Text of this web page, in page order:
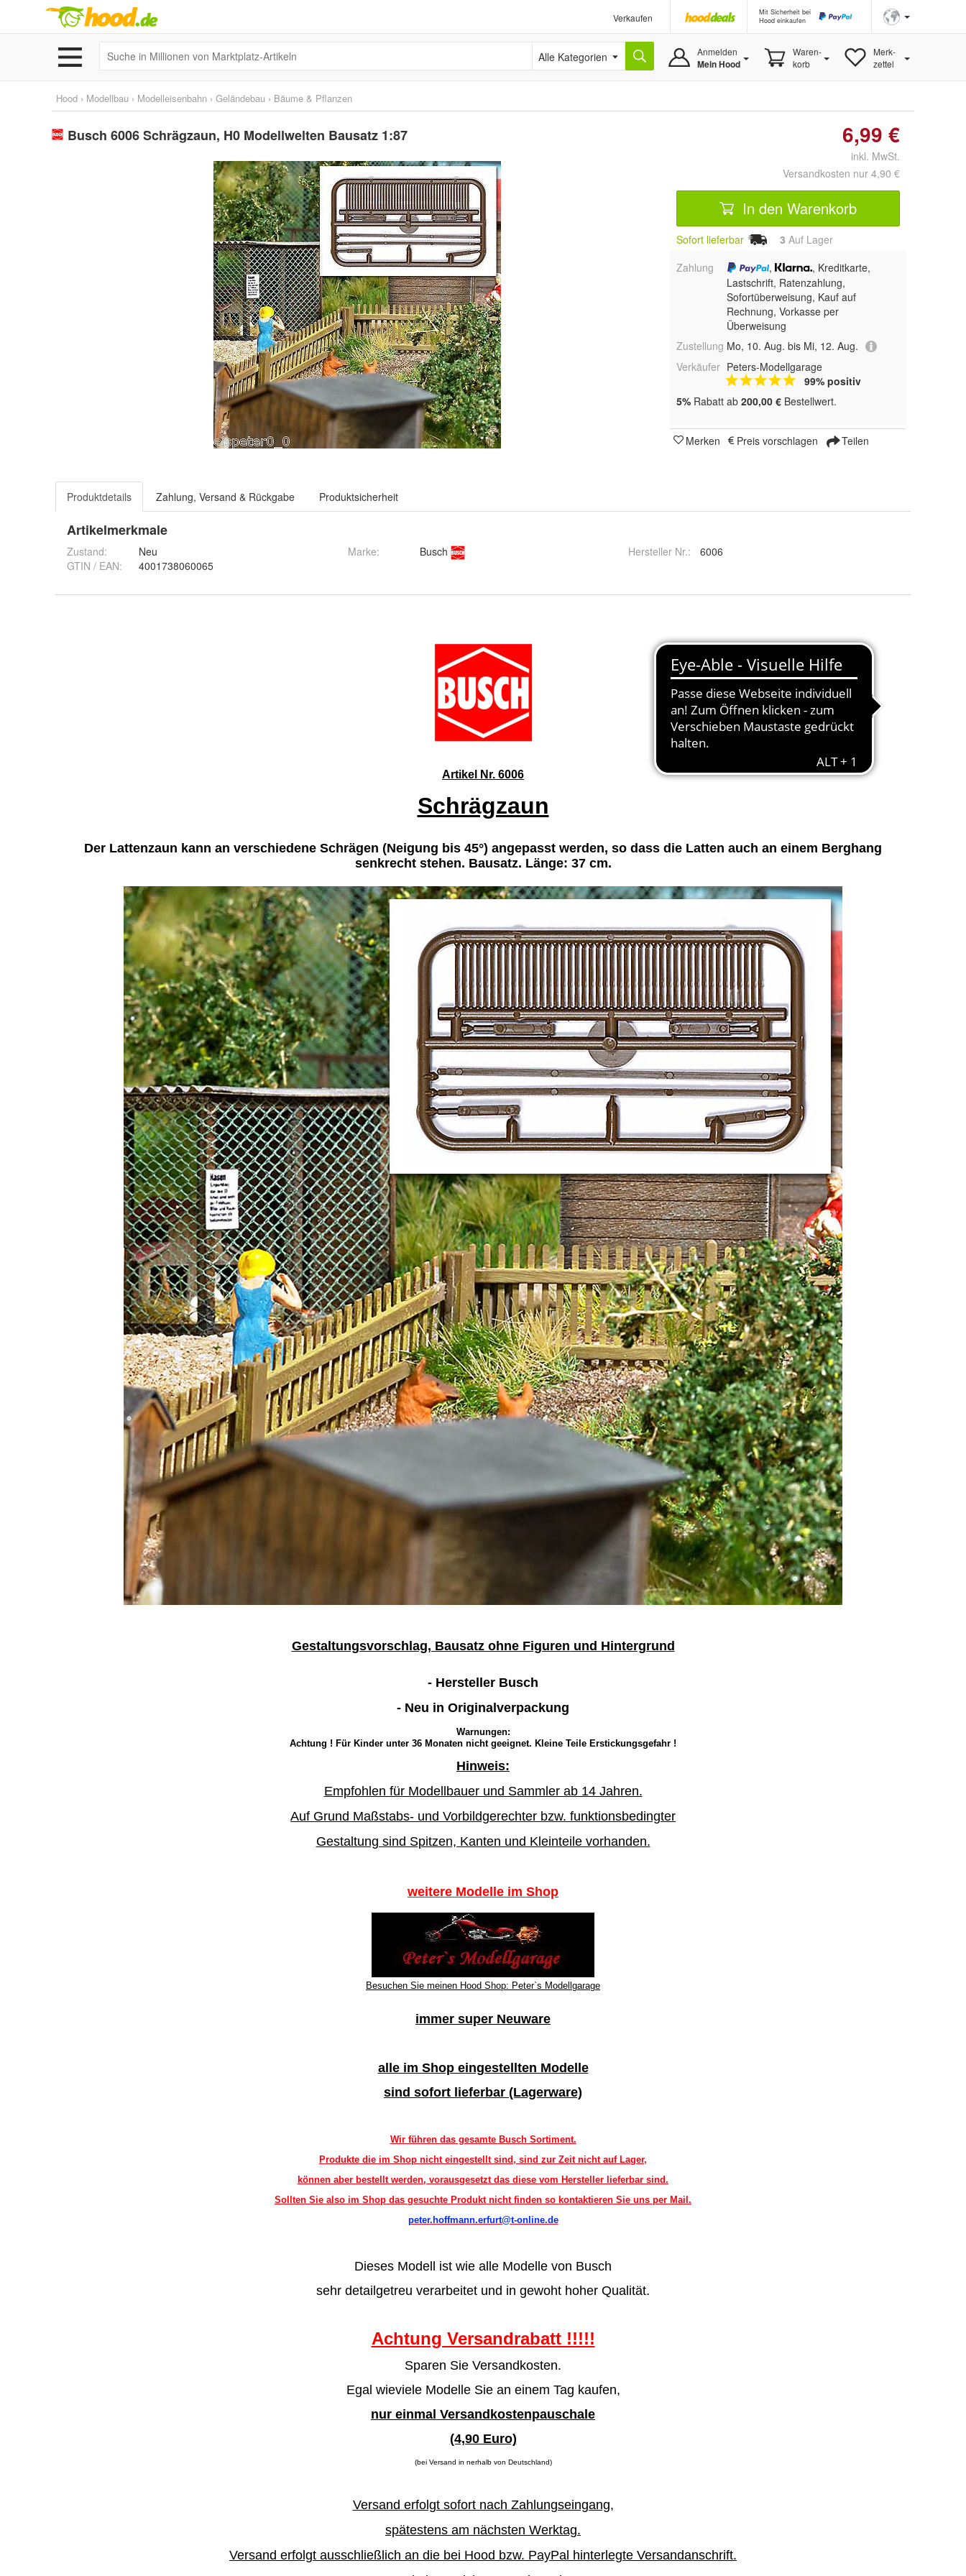
Verkaufen
Mit Sicherheit bei
Hood einkaufen
Alle Kategorien Anmelden
Mein Hood
Waren-
korb
Merk-
zettel
Hood › Modellbau › Modelleisenbahn › Geländebau › Bäume & Pflanzen
Busch 6006 Schrägzaun, H0 Modellwelten Bausatz 1:87 6,99 €
inkl. MwSt.
Versandkosten nur 4,90 €
In den Warenkorb
Sofort lieferbar 3 Auf Lager
Zahlung
,
, Kreditkarte,
Lastschrift, Ratenzahlung,
Sofortüberweisung, Kauf auf
Rechnung, Vorkasse per
Überweisung
Zustellung Mo, 10. Aug. bis Mi, 12. Aug.
Verkäufer Peters-Modellgarage
99% positiv
5% Rabatt ab 200,00 € Bestellwert.
Merken Preis vorschlagen Teilen
Produktdetails Zahlung, Versand & Rückgabe Produktsicherheit
Artikelmerkmale
Zustand:
Neu
GTIN / EAN:
4001738060065
Marke: Busch Hersteller Nr.: 6006